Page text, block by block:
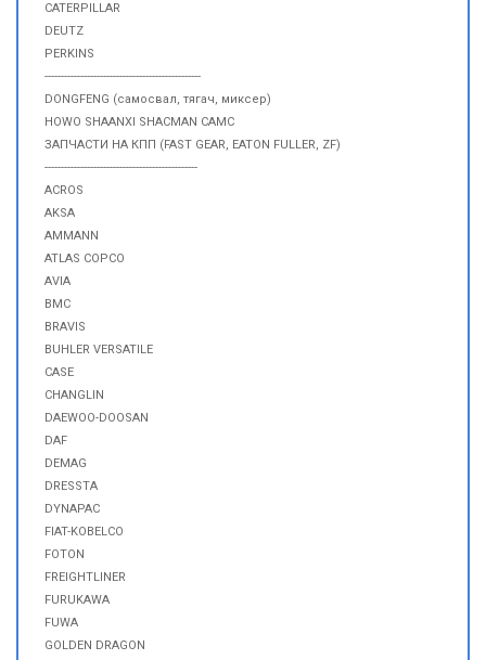
CATERPILLAR
DEUTZ
PERKINS
------------------------------------------------
DONGFENG (самосвал, тягач, миксер)
HOWO SHAANXI SHACMAN CAMC
ЗАПЧАСТИ НА КПП (FAST GEAR, EATON FULLER, ZF)
-----------------------------------------------
ACROS
AKSA
AMMANN
ATLAS COPCO
AVIA
BMC
BRAVIS
BUHLER VERSATILE
CASE
CHANGLIN
DAEWOO-DOOSAN
DAF
DEMAG
DRESSTA
DYNAPAC
FIAT-KOBELCO
FOTON
FREIGHTLINER
FURUKAWA
FUWA
GOLDEN DRAGON